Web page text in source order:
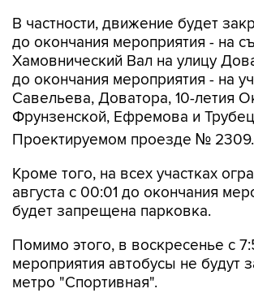
В частности, движение будет
до окончания мероприятия - на
Хамовнический Вал на улицу
до окончания мероприятия - на
Савельева, Доватора, 10-летия
Фрунзенской, Ефремова и
Проектируемом проезде № 2309.
Кроме того, на всех участках
августа с 00:01 до окончания
будет запрещена парковка.
Помимо этого, в воскресенье с
мероприятия автобусы не будут
метро "Спортивная".